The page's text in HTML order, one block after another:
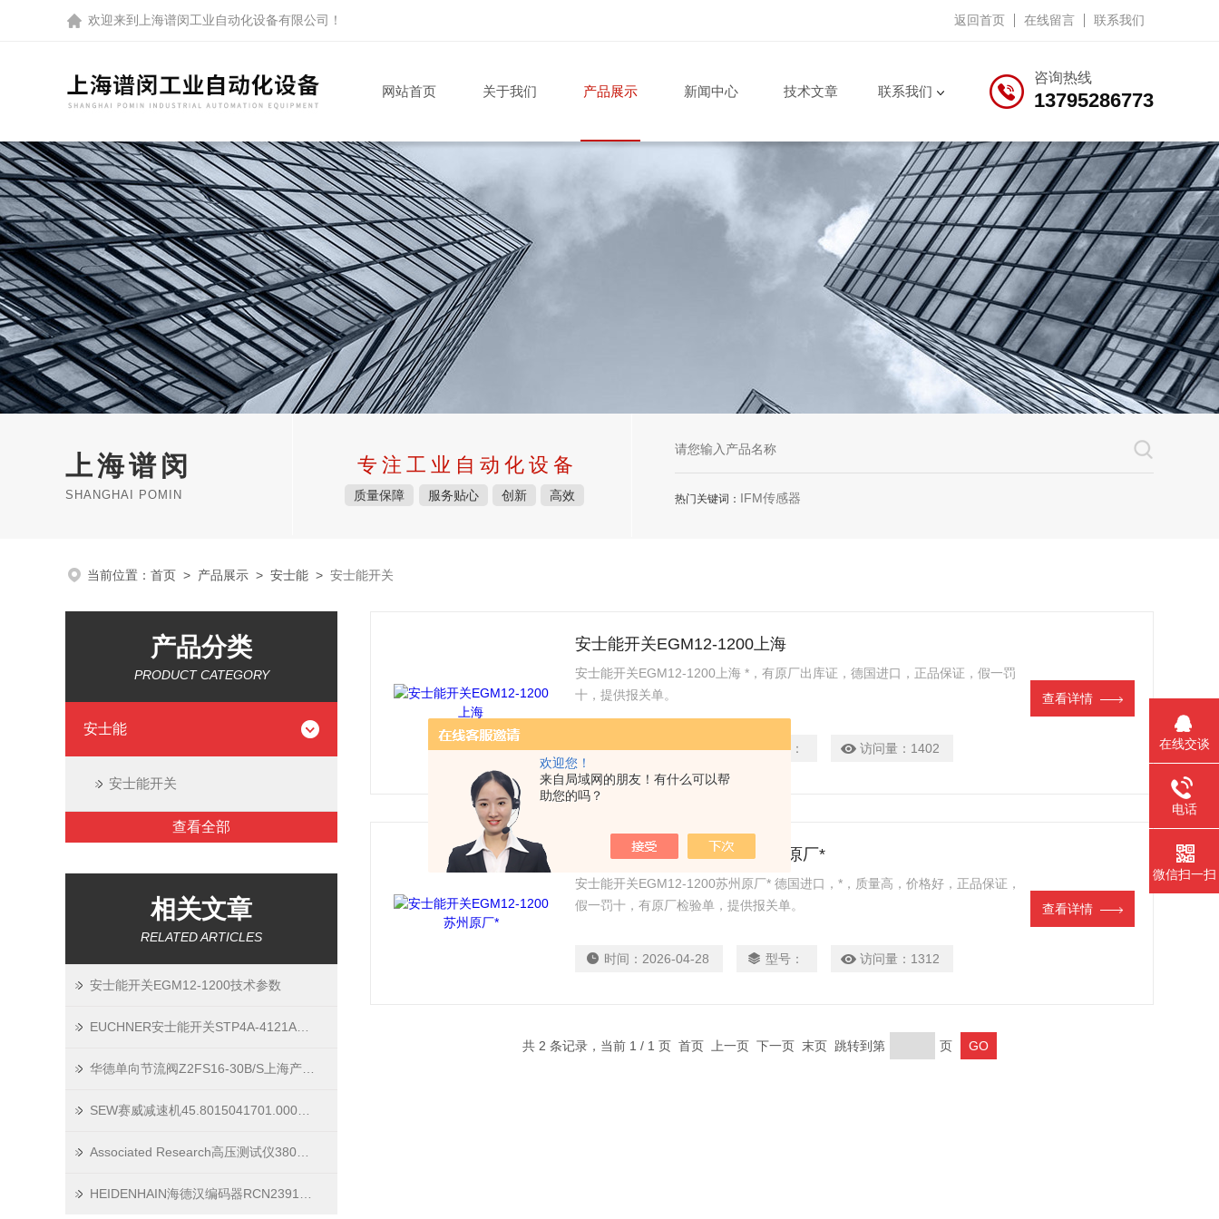
欢迎您！
来自局域网的朋友！有什么可以帮
助您的吗？
欢迎来到 上海谱闵工业自动化设备有限公司 ！ 返回首页 在线留言 联系我们
咨询热线
13795286773
网站首页 关于我们 产品展示 新闻中心 技术文章 联系我们
上海谱闵
SHANGHAI POMIN
专注工业自动化设备
质量保障 服务贴心 创新 高效 热门关键词： IFM传感器
当前位置： 首页 > 产品展示 > 安士能 > 安士能开关
产品分类
PRODUCT CATEGORY
安士能
安士能开关
查看全部
相关文章
RELATED ARTICLES
安士能开关EGM12-1200技术参数
安士能开关EGM12-1200上海
安士能开关EGM12-1200上海 *，有原厂出库证，德国进口，正品保证，假一罚
十，提供报关单。
时间：2026-04-28 型号： 访问量： 1402
查看详情
安士能开关EGM12-1200苏州原厂*
安士能开关EGM12-1200苏州原厂* 德国进口，*，质量高，价格好，正品保证，
假一罚十，有原厂检验单，提供报关单。
时间： 2026-04-28 型号： 访问量： 1312
查看详情
共 2 条记录，当前 1 / 1 页 首页 上一页 下一页 末页 跳转到第 页
在线交谈
电话
微信扫一扫